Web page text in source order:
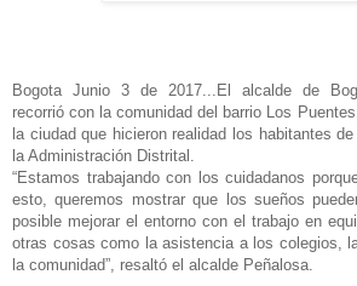
Bogota Junio 3 de 2017...El alcalde de
recorrió con la comunidad del barrio Los
la ciudad que hicieron realidad los habitantes
la Administración Distrital.
“Estamos trabajando con los cuidadanos
esto, queremos mostrar que los sueños
posible mejorar el entorno con el trabajo en
otras cosas como la asistencia a los colegios,
la comunidad”, resaltó el alcalde Peñalosa.